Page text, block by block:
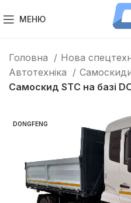
МЕНЮ
Головна
Нова
Автотехніка
Самоскид STC на базі
DONGFENG